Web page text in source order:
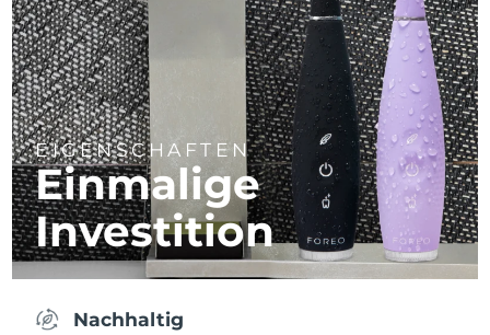
EIGENSCHAFTEN
Einmalige
Investition
Nachhaltig